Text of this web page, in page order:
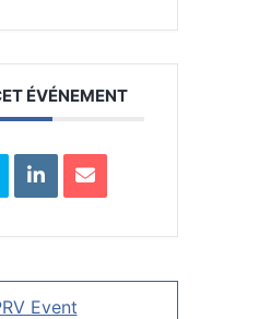
ÉVÉNEMENT
Event